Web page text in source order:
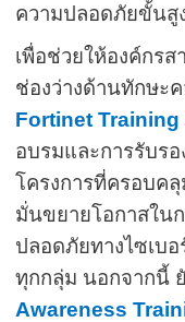
ความปลอดภัยขั้นสู
เพื่อช่วยให้องค์กร
ช่องว่างด้านทักษะ
Fortinet
อบรมและการรับร
โครงการที่ครอบค
มั่นขยายโอกาสใน
ปลอดภัยทางไซเบ
ทุกกลุ่ม นอกจากนี้
Awareness